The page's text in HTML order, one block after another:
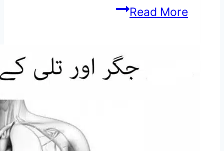
Read Moreپتے
،پتے
میں